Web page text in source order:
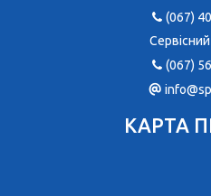
(067)
(067)
КАРТА